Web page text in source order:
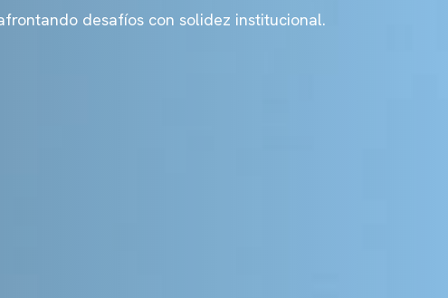
desafíos con solidez institucional.